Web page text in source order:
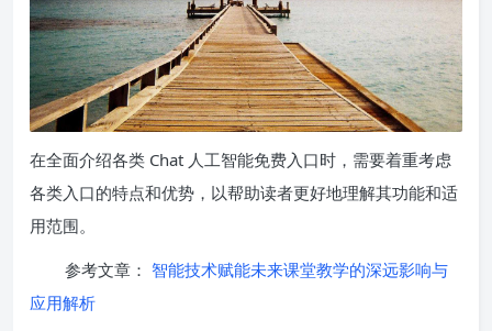
在全面介绍各类 Chat 人工智能免费入口时，需要着重考虑
各类入口的特点和优势，以帮助读者更好地理解其功能和适
用范围。
参考文章： 智能技术赋能未来课堂教学的深远影响与
应用解析